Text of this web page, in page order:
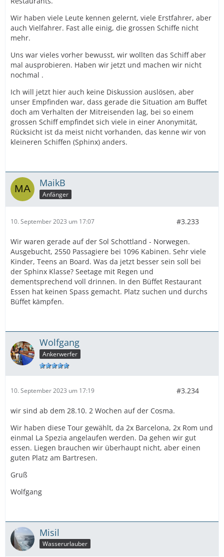
Wir haben viele Leute kennen gelernt, viele Erstfahrer, aber
auch Vielfahrer. Fast alle einig, die grossen Schiffe nicht
mehr.
Uns war vieles vorher bewusst, wir wollten das Schiff aber
mal ausprobieren. Haben wir jetzt und machen wir nicht
nochmal .
Ich will jetzt hier auch keine Diskussion auslösen, aber
unser Empfinden war, dass gerade die Situation am Buffet
doch am Verhalten der Mitreisenden lag, bei so einem
grossen Schiff empfindet sich viele in einer Anonymität,
Rücksicht ist da meist nicht vorhanden, das kenne wir von
kleineren Schiffen (Sphinx) anders.
MaikB
Anfänger
10. September 2023 um 17:07 #3.233
Wir waren gerade auf der Sol Schottland - Norwegen.
Ausgebucht, 2550 Passagiere bei 1096 Kabinen. Sehr viele
Kinder, Teens an Board. Was da jetzt besser sein soll bei
der Sphinx Klasse? Seetage mit Regen und
dementsprechend voll drinnen. In den Büffet Restaurant
Essen hat keinen Spass gemacht. Platz suchen und durchs
Büffet kämpfen.
Wolfgang
Ankerwerfer
10. September 2023 um 17:19 #3.234
wir sind ab dem 28.10. 2 Wochen auf der Cosma.
Wir haben diese Tour gewählt, da 2x Barcelona, 2x Rom und
einmal La Spezia angelaufen werden. Da gehen wir gut
essen. Liegen brauchen wir überhaupt nicht, aber einen
guten Platz am Bartresen.
Gruß
Wolfgang
Misil
Wasserurlauber